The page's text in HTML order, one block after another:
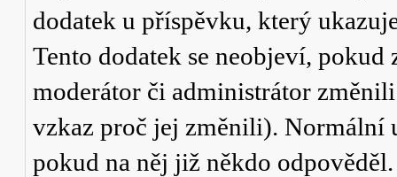
dodatek u příspěvku, který
Tento dodatek se neobjeví,
moderátor či administrátor
vzkaz proč jej změnili). Normální
pokud na něj již někdo odpověděl.